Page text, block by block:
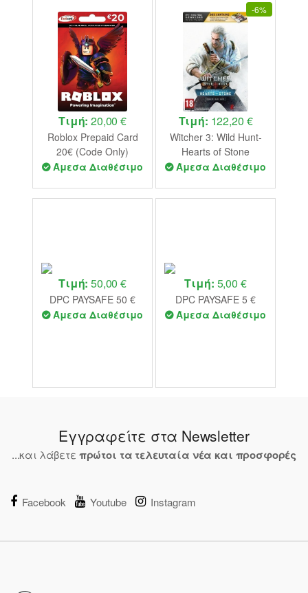
Τιμή:20,00 €
Roblox Prepaid Card
20€ (Code Only)
Άμεσα Διαθέσιμο
-6%
Τιμή: 122,20 €
Witcher 3: Wild Hunt-
Hearts of Stone
Expansion Pack (Code
Άμεσα Διαθέσιμο
Τιμή:50,00 €
DPC PAYSAFE 50 €
Άμεσα Διαθέσιμο
Τιμή: 5,00 €
DPC PAYSAFE 5 €
Άμεσα Διαθέσιμο
Εγγραφείτε στα Newsletter
...και λάβετε πρώτοι τα τελευταία νέα και προσφορές
Facebook Youtube Instagram